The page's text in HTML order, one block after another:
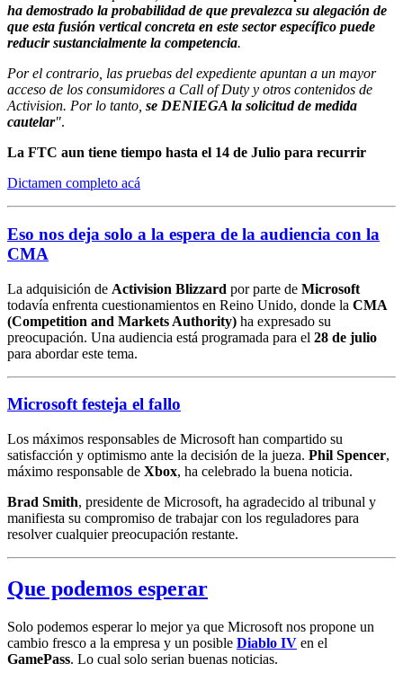
ha demostrado la probabilidad de que prevalezca su alegación de
que esta fusión vertical concreta en este sector específico puede
reducir sustancialmente la competencia.
Por el contrario, las pruebas del expediente apuntan a un mayor
acceso de los consumidores a Call of Duty y otros contenidos de
Activision. Por lo tanto, se DENIEGA la solicitud de medida
cautelar".
La FTC aun tiene tiempo hasta el 14 de Julio para recurrir
Dictamen completo acá
Eso nos deja solo a la espera de la audiencia con la
CMA
La adquisición de Activision Blizzard por parte de Microsoft
todavía enfrenta cuestionamientos en Reino Unido, donde la CMA
(Competition and Markets Authority) ha expresado su
preocupación. Una audiencia está programada para el 28 de julio
para abordar este tema.
Microsoft festeja el fallo
Los máximos responsables de Microsoft han compartido su
satisfacción y optimismo ante la decisión de la jueza. Phil Spencer,
máximo responsable de Xbox, ha celebrado la buena noticia.
Brad Smith, presidente de Microsoft, ha agradecido al tribunal y
manifiesta su compromiso de trabajar con los reguladores para
resolver cualquier preocupación restante.
Que podemos esperar
Solo podemos esperar lo mejor ya que Microsoft nos propone un
cambio fresco a la empresa y un posible Diablo IV en el
GamePass. Lo cual solo serian buenas noticias.